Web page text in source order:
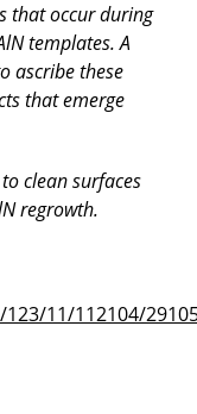
that occur during
templates. A
ascribe these
that emerge
clean surfaces
regrowth.
11/112104/